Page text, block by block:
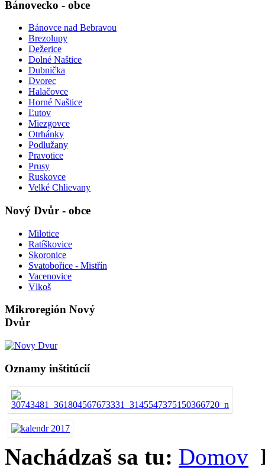
Bánovecko - obce
Bánovce nad Bebravou
Brezolupy
Dežerice
Dolné Naštice
Dubnička
Dvorec
Halačovce
Horné Naštice
Ľutov
Miezgovce
Otrhánky
Podlužany
Pravotice
Prusy
Ruskovce
Velké Chlievany
Nový Dvůr - obce
Milotice
Ratíškovice
Skoronice
Svatobořice - Mistřín
Vacenovice
Vlkoš
Mikroregión Nový
Dvůr
Oznamy inštitúcií
Nachádzaš sa tu: Domov